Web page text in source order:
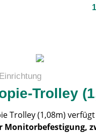
Trolley
Trolley (1,08m)
Monitorbefestigung,